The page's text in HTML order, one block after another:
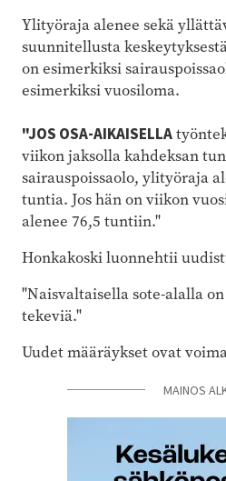
Ylityöraja alenee sekä
suunnitellusta
on esimerkiksi
esimerkiksi vuosiloma.
"JOS OSA-AIKAISELLA
viikon jaksolla kahdeksan
sairauspoissaolo, ylityöraja
tuntia. Jos hän on viikon
alenee 76,5 tuntiin."
Honkakoski luonnehtii
"Naisvaltaisella sote-alalla
tekeviä."
Uudet määräykset ovat
MAINOS